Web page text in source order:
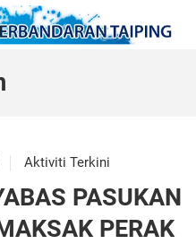
Aktiviti Terkini
PASUKAN
PERAK